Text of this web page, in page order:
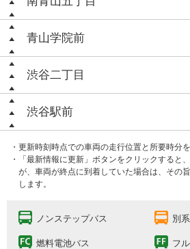
青山学院前
渋谷二丁目
渋谷駅前
・更新時刻時点での車両の走行位置と所要時分
・「最新情報に更新」ボタンをクリックすると
が、車両が終点に到着していた場合は、その
します。
ノンステップバス 別
燃料電池バス フ